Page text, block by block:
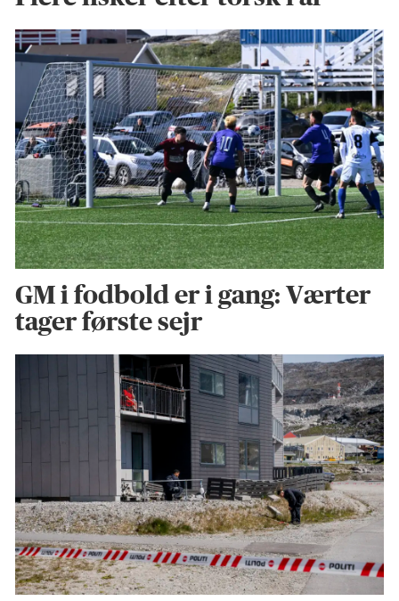
GM i fodbold er i gang: Værter
tager første sejr